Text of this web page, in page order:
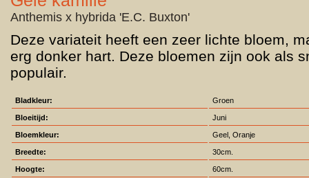
Anthemis x hybrida 'E.C. Buxton'
Deze variateit heeft een zeer lichte bloem,
erg donker hart. Deze bloemen zijn ook als
populair.
Bladkleur: Groen
Bloeitijd: Juni
Bloemkleur: Geel, Oranje
Breedte: 30cm.
Hoogte: 60cm.